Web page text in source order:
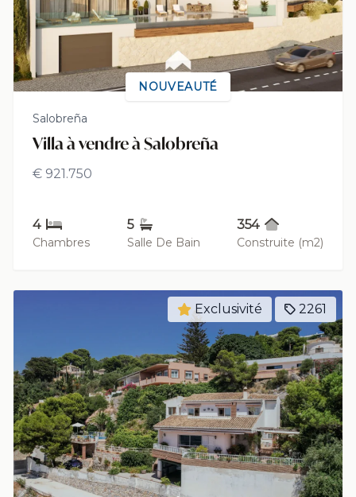
NOUVEAUTÉ
Salobreña
Villa à vendre à Salobreña
€ 921.750
4
Chambres
5
Salle De Bain
354
Construite (m2)
Exclusivité 2261